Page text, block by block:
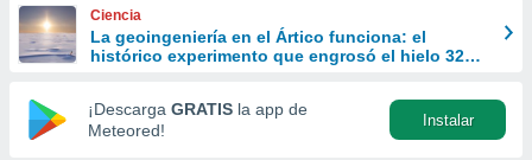
y
forma
digital
basada
Ciencia
La geoingeniería en el Ártico funciona: el
histórico experimento que engrosó el hielo 32
¡Descarga GRATIS la app de
Meteored!
Instalar